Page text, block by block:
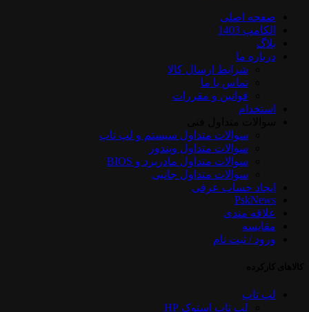
صفحه اصلی
الکامپ 1403
بلاگ
درباره ما
شرایط ارسال کالا
تماس با ما
قوانین و مقررات
استخدام
سوالات متداول سیستم و لپ تاپ
سوالات متداول ویندوز
سوالات متداول مادربرد و BIOS
سوالات متداول جانبی
ایجاد حساب عرفی
PskNews
علاقه مندی
مقایسه
ورود / ثبت نام
لپ تاپ
لپ تاپ استوک HP